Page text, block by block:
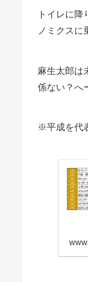
トイレに
ノミクスに
麻生太郎は
係ない？へ
※平成を代